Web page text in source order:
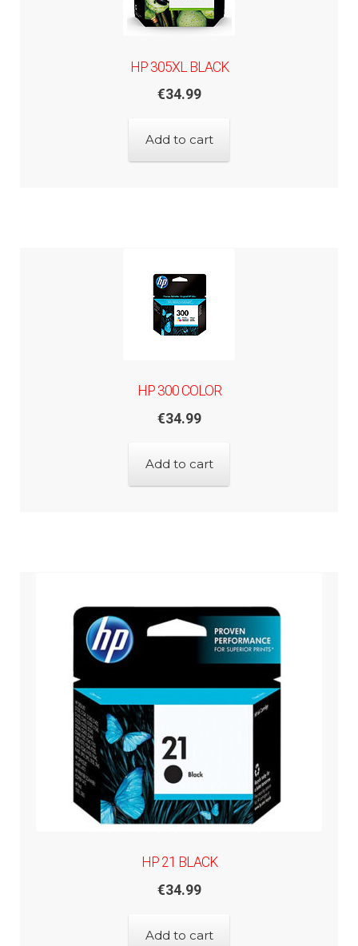
HP 305XL BLACK
€34.99
Add to cart
HP 300 COLOR
€34.99
Add to cart
HP 21 BLACK
€34.99
Add to cart